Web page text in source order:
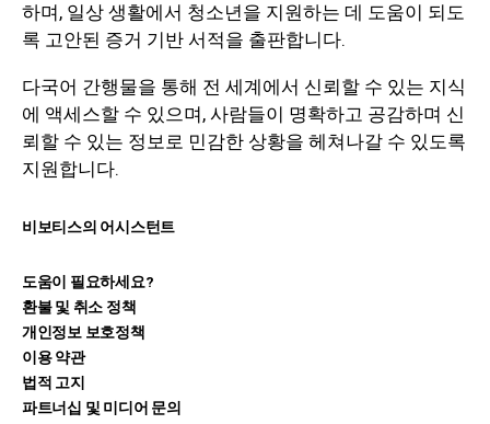
하며, 일상 생활에서 청소년을 지원하는 데 도움이 되도
록 고안된 증거 기반 서적을 출판합니다.
다국어 간행물을 통해 전 세계에서 신뢰할 수 있는 지식
에 액세스할 수 있으며, 사람들이 명확하고 공감하며 신
뢰할 수 있는 정보로 민감한 상황을 헤쳐나갈 수 있도록
지원합니다.
비보티스의 어시스턴트
도움이 필요하세요?
환불 및 취소 정책
개인정보 보호정책
이용 약관
법적 고지
파트너십 및 미디어 문의